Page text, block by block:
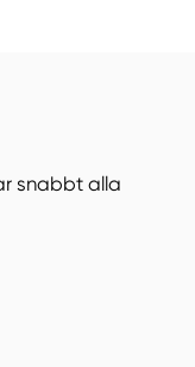
snabbt alla